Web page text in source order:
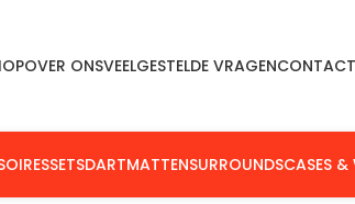
OVER ONSVEELGESTELDE VRAGENCONTACT
SETSDARTMATTENSURROUNDSCASES &